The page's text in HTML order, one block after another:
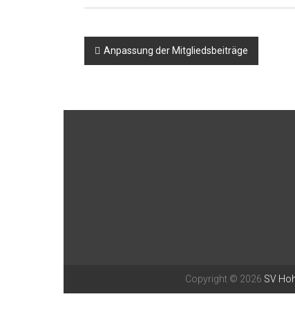
Beitragsnavigation
Anpassung der Mitgliedsbeiträge
Copyright © 2026 SV